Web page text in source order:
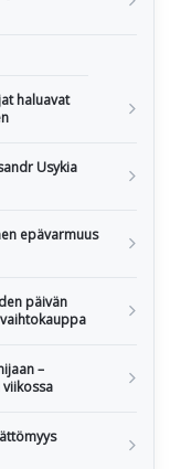
haluavat
Usykia
epävarmuus
päivän
–